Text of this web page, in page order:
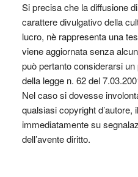
Si precisa che la diffusione
carattere divulgativo della
lucro, nè rappresenta una
viene aggiornata senza
può pertanto considerarsi
della legge n. 62 del
Nel caso si dovesse
qualsiasi copyright
immediatamente su
dell’avente diritto.